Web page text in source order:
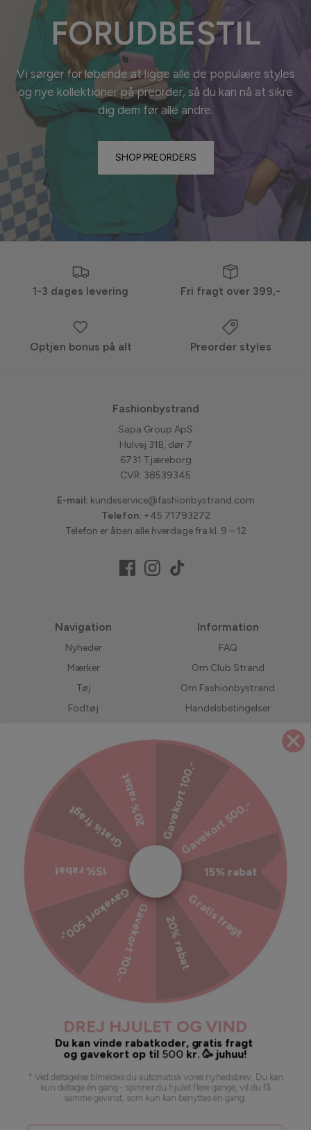
FORUDBESTIL
Vi sørger for løbende at ligge alle de populære styles
og nye kollektioner på preorder, så du kan nå at sikre
dig dem før alle andre.
SHOP PREORDERS
1-3 dages levering Fri fragt over 399,-
Optjen bonus på alt Preorder styles
Fashionbystrand
Sapa Group ApS
Hulvej 31B, dør 7
6731 Tjæreborg
CVR: 38539345
E-mail: kundeservice@fashionbystrand.com
Telefon: +45 71793272
Telefon er åben alle hverdage fra kl. 9 – 12
Navigation
Nyheder
Mærker
Tøj
Fodtøj
Bedst solgte
Forudbestil
Information
FAQ
Om Club Strand
Om Fashionbystrand
Handelsbetingelser
LIVE shopping
Jobs hos Fashionbystrand
Refusionspolitik
Ekstra tryghed til din ordre
Tilmeld dig vores nyhedsbrev
Bliv inspireret, hold dig opdateret med vores kampagner og
meget mere!
Gavekort 100,-
Gavekort 500,-
15% rabat
Gratis fragt
20% rabat
Gavekort 100,-
Gavekort 500,-
15% rabat
Gratis fragt20% rabat
DREJ HJULET OG VIND
Du kan vinde rabatkoder, gratis fragt
og gavekort op til 500kr. 🥳 juhuu!
* Ved deltagelse tilmeldes du automatisk vores nyhedsbrev. Du kan
kun deltage én gang - spinner du hjulet flere gange, vil du få
samme gevinst, som kun kan benyttes én gang